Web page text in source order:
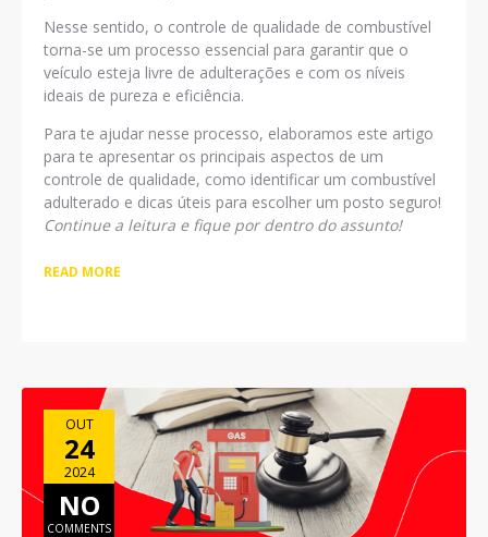
Nesse sentido, o controle de qualidade de combustível
torna-se um processo essencial para garantir que o
veículo esteja livre de adulterações e com os níveis
ideais de pureza e eficiência.
Para te ajudar nesse processo, elaboramos este artigo
para te apresentar os principais aspectos de um
controle de qualidade, como identificar um combustível
adulterado e dicas úteis para escolher um posto seguro!
Continue a leitura e fique por dentro do assunto!
READ MORE
OUT
24
2024
NO
COMMENTS